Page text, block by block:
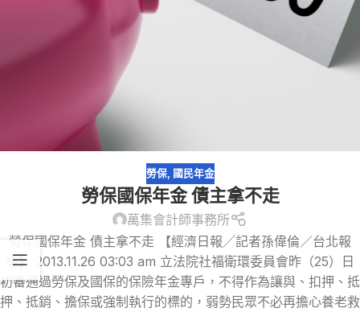
勞保, 國民年金
勞保國保年金 債主拿不走
萬集會計師事務所
勞保國保年金 債主拿不走 【經濟日報╱記者孫偉倫／台北報
導】 2013.11.26 03:03 am 立法院社福衛環委員會昨（25）日
初審通過勞保及國保的保險年金專戶，不得作為讓與、扣押、抵
押、抵銷、擔保或強制執行的標的，弱勢民眾不必再擔心養老救